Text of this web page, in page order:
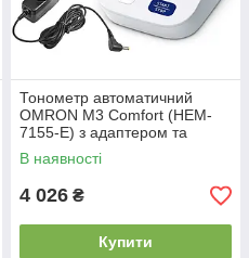
Тонометр автоматичний
OMRON M3 Comfort (HEM-
7155-E) з адаптером та
манжетою Intelli Wrap 360
В наявності
4 026 ₴
Купити